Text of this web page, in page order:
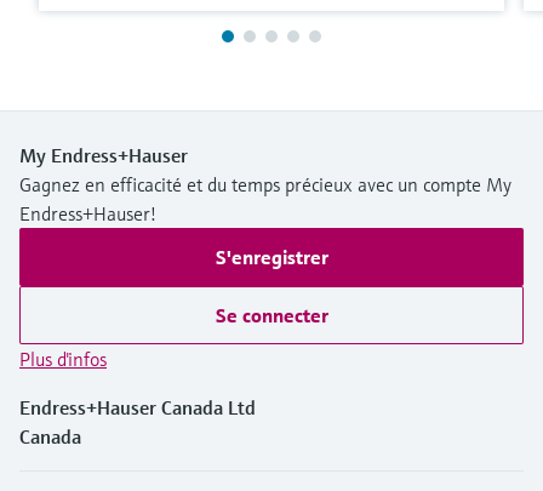
My Endress+Hauser
Gagnez en efficacité et du temps précieux avec un compte My
Endress+Hauser!
S'enregistrer
Se connecter
Plus d'infos
Endress+Hauser Canada Ltd
Canada